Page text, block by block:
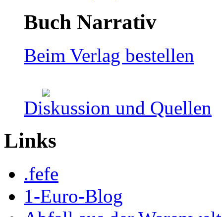
Buch Narrativ
Beim Verlag bestellen
Diskussion und Quellen
Links
.fefe
1-Euro-Blog